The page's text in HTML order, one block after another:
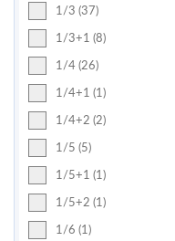
1/3 (37)
1/3+1 (8)
1/4 (26)
1/4+1 (1)
1/4+2 (2)
1/5 (5)
1/5+1 (1)
1/5+2 (1)
1/6 (1)